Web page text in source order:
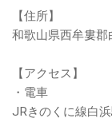
【住所】
和歌山県西牟婁
【アクセス】
・電車
JRきのくに線白